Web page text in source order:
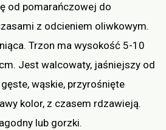
od pomarańczowej do
z odcieniem oliwkowym.
Trzon ma wysokość 5-10
Jest walcowaty, jaśniejszy od
wąskie, przyrośnięte
kolor, z czasem rdzawieją.
lub gorzki.